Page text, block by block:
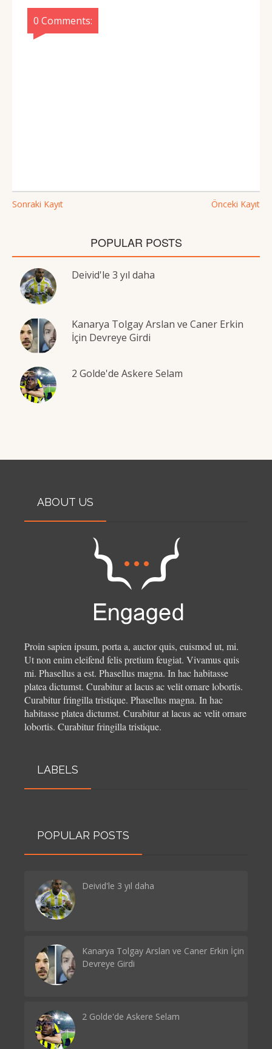
0 Comments:
Sonraki Kayıt Önceki Kayıt
POPULAR POSTS
Deivid'le 3 yıl daha
Kanarya Tolgay Arslan ve Caner Erkin
İçin Devreye Girdi
2 Golde'de Askere Selam
ABOUT US
Proin sapien ipsum, porta a, auctor quis, euismod ut, mi.
Ut non enim eleifend felis pretium feugiat. Vivamus quis
mi. Phasellus a est. Phasellus magna. In hac habitasse
platea dictumst. Curabitur at lacus ac velit ornare lobortis.
Curabitur fringilla tristique. Phasellus magna. In hac
habitasse platea dictumst. Curabitur at lacus ac velit ornare
lobortis. Curabitur fringilla tristique.
LABELS
POPULAR POSTS
Deivid'le 3 yıl daha
Kanarya Tolgay Arslan ve Caner Erkin İçin
Devreye Girdi
2 Golde'de Askere Selam